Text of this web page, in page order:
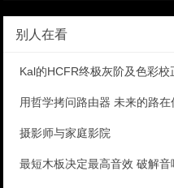
别人在看
Kal的HCFR终极灰阶及色彩校
用哲学拷问路由器 未来的路在
摄影师与家庭影院
最短木板决定最高音效 破解